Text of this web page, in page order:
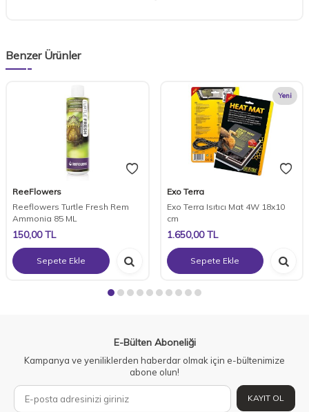
Benzer Ürünler
ReeFlowers
Reeflowers Turtle Fresh Rem
Ammonia 85 ML
150,00TL
Sepete Ekle
Yeni
Exo Terra
Exo Terra Isıtıcı Mat 4W 18x10
cm
1.650,00TL
Sepete Ekle
E-Bülten Aboneliği
Kampanya ve yeniliklerden haberdar olmak için e-bültenimize
abone olun!
KAYIT OL